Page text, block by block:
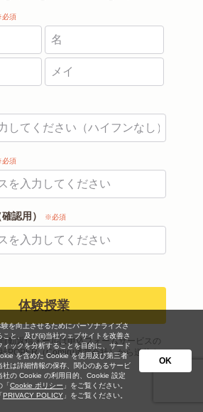
須
須
認用） ※必須
体験授業
動返信メールは申込フォームサービスの
POPER（Comiru運営会社）から送信さ
を向上させるためにパーソナライズさ
と、及び(ii)当社ウェブサイトを改善さ
ックを分析することを目的に、サード
を含めた Cookie を使用及び第三者
は詳細情報の保存、関心のあるサービ
社の Cookie の利用目的、Cookie 設定
「Cookie ポリシー 」をご覧ください。
PRIVACY POLICY 」をご覧ください。
OK